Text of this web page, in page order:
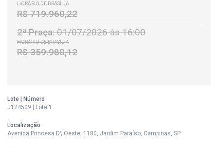
HORÁRIO DE BRASÍLIA
R$ 719.960,22
2ª Praça:01/07/2026 às 16:00
HORÁRIO DE BRASÍLIA
R$ 359.980,12
Lote | Número
J124509 | Lote 1
Localização
Avenida Princesa D\'Oeste, 1180, Jardim Paraíso, Campinas, SP